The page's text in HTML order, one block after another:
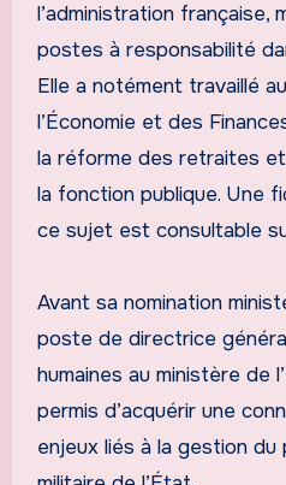
l’administration française,
postes à responsabilité
Elle a notément travaillé
l’Économie et des
la réforme des retraites
la fonction publique. Une
ce sujet est consultable
Avant sa nomination
poste de directrice
humaines au ministère de
permis d’acquérir une
enjeux liés à la gestion du